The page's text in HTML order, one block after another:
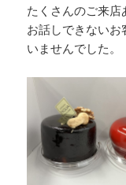
たくさんのご来
お話しできない
いませんでした。